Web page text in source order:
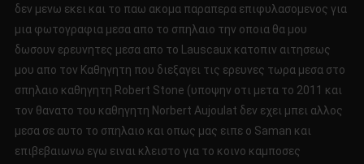
δεν μενω εκει και το παω ακομα παραπερα επιφυλασομενος για
μια φωτογραφια μεσα απο το σπηλαιο την οποια θα μου
δωσουν ερευνητες μεσα απο το Lauscaux κατοπιν αιτησεως
μου απο τον Καθηγητη που διεξαγει τις ερευνες τωρα μεσα στο
σπηλαιο καθηγητη Robert Stone (υποψην οτι μετα το 2011 και
τον θανατο του καθηγητη Norbert Aujoulat δεν εχει μπει αλλος
μεσα σε αυτο το σπηλαιο και οπως μας ειπε ο Saman και
επιβεβαιωνω εγω ειναι κλειστο για το κοινο καμποσες